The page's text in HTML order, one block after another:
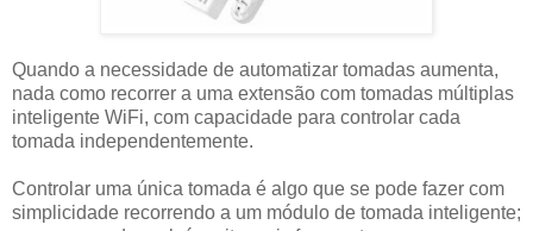
Quando a necessidade de automatizar tomadas aumenta,
nada como recorrer a uma extensão com tomadas múltiplas
inteligente WiFi, com capacidade para controlar cada
tomada independentemente.
Controlar uma única tomada é algo que se pode fazer com
simplicidade recorrendo a um módulo de tomada inteligente;